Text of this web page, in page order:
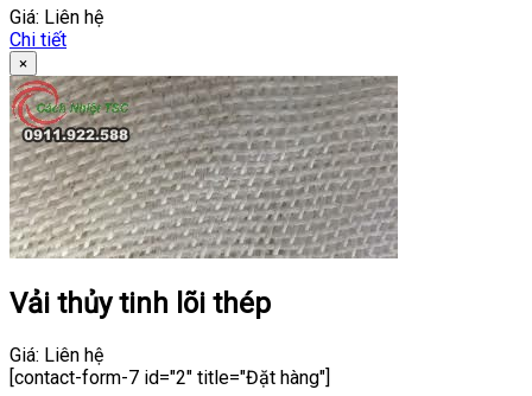
Giá: Liên hệ
Chi tiết
×
Vải thủy tinh lõi thép
Giá: Liên hệ
[contact-form-7 id="2" title="Đặt hàng"]